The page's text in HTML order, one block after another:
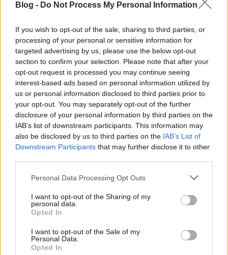
Blog - Do Not Process My Personal Information
If you wish to opt-out of the sale, sharing to third parties, or
processing of your personal or sensitive information for
targeted advertising by us, please use the below opt-out
section to confirm your selection. Please note that after your
opt-out request is processed you may continue seeing
interest-based ads based on personal information utilized by
us or personal information disclosed to third parties prior to
your opt-out. You may separately opt-out of the further
disclosure of your personal information by third parties on the
IAB’s list of downstream participants. This information may
also be disclosed by us to third parties on the IAB’s List of
Downstream Participants that may further disclose it to other
Please note that this website/app uses one or more Google
not limited to your visit or usage behaviour. You may click to
grant or deny consent to Google and its third-party tags to
use your data for below specified purposes in below Google
consent section.
Personal Data Processing Opt Outs
I want to opt-out of the Sharing of my
personal data.
Opted In
I want to opt-out of the Sale of my
Personal Data.
Opted In
A felrobbantott máltai újságírónő
fia: “Háborúban állunk az állam és a
szervezett bűnözés ellen, melyek
megkülönböztethetetlenné váltak.”
Hétfőn egy kocsiban robbantották fel a nemzetközi